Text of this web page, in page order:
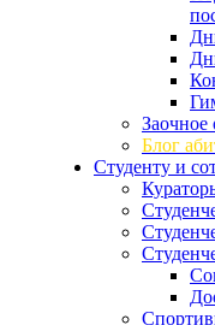
Заочное
Блог
Студенту и